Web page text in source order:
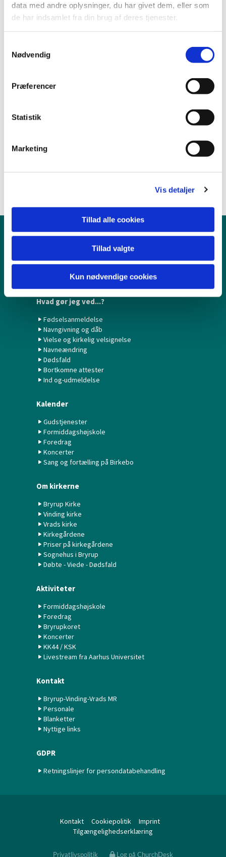
data med andre oplysninger, du har givet dem, eller som
de har indsamlet fra din brug af deres tjenester.
Nødvendig
Præferencer
Statistik
Marketing
Vis detaljer
Tillad alle cookies
Tillad valgte
Kun nødvendige cookies
Konfirmation/Konfirmander
Minikonfirmander
Hvad gør jeg ved...?
Fødselsanmeldelse
Navngivning og dåb
Vielse og kirkelig velsignelse
Navneændring
Dødsfald
Bortkomne attester
Ind og-udmeldelse
Kalender
Gudstjenester
Formiddagshøjskole
Foredrag
Koncerter
Sang og fortælling på Birkebo
Om kirkerne
Bryrup Kirke
Vinding kirke
Vrads kirke
Kirkegårdene
Priser på kirkegårdene
Sognehus i Bryrup
Døbte - Viede - Dødsfald
Aktiviteter
Formiddagshøjskole
Foredrag
Bryrupkoret
Koncerter
KK44 / KSK
Livestream fra Aarhus Universitet
Kontakt
Bryrup-Vinding-Vrads MR
Personale
Blanketter
Nyttige links
GDPR
Retningslinjer for persondatabehandling
Kontakt Cookiepolitik
Imprint
Tilgængelighedserklæring
Privatlivspolitik Log på ChurchDesk